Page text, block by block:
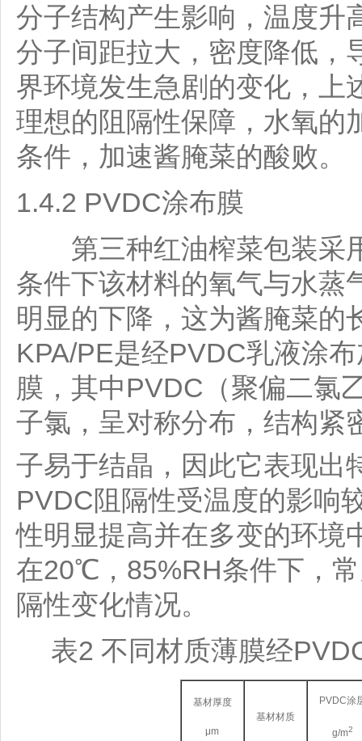
分子结构产生影响，温度升
分子间距拉大，密度降低，
界环境发生急剧的变化，上
理想的阻隔性保障，水氧的
条件，加速酱腌菜的酸败。
1.4.2 PVDC涂布膜
第三种红油榨菜包装采
条件下该材料的氧气与水蒸
明显的下降，这为酱腌菜的
KPA/PE是经PVDC乳液涂
膜，其中PVDC（聚偏二氯
子氯，呈对称分布，结构紧
子易于结晶，因此它表现出
PVDC阻隔性受温度的影响
性明显提高并在多变的环境
在20℃，85%RH条件下，
隔性变化情况。
表2 不同材质薄膜经
基材厚度
μm
基材材质
PVDC涂
g/m2